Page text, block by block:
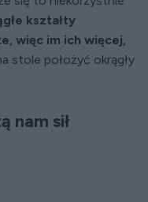
kształty
więc im ich więcej,
stole położyć okrągły
nam sił